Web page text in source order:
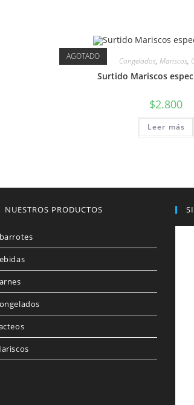
AGOTADO Congelados, Mariscos,
Surtido Mariscos
$2.800
Leer más
NUESTROS PRODUCTOS